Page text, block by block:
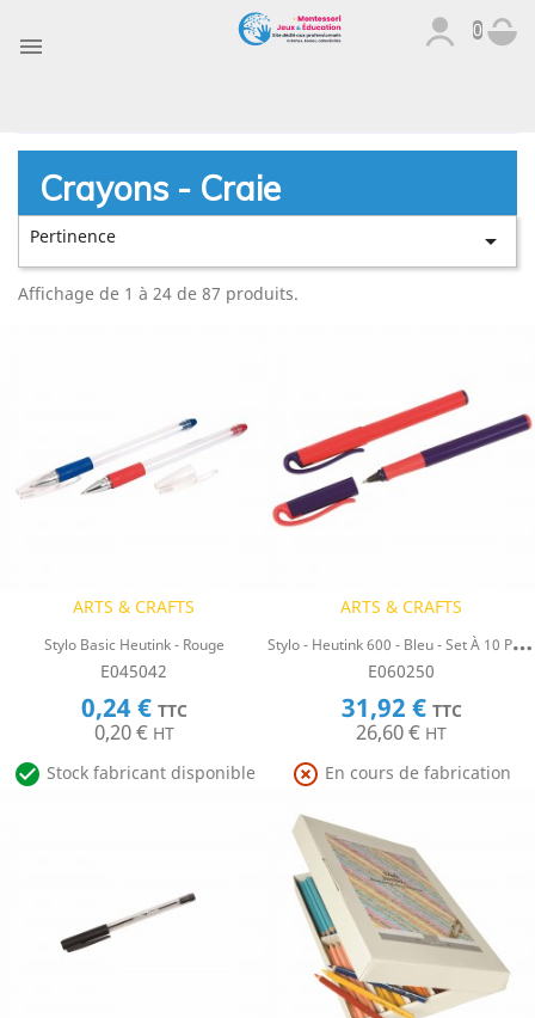

0
Crayons - Craie
Pertinence 
Affichage de 1 à 24 de 87 produits.
ARTS & CRAFTS
Stylo Basic Heutink - Rouge
E045042
0,24 € TTC
0,20 € HT
 Stock fabricant disponible
ARTS & CRAFTS
S
Tylo - Heutink 600 - Bleu - Set À 10 Pièces
E060250
31,92 € TTC
26,60 € HT
 En cours de fabrication